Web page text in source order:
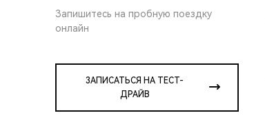
Запишитесь на пробную поездку
онлайн
ЗАПИСАТЬСЯ НА ТЕСТ-
ДРАЙВ